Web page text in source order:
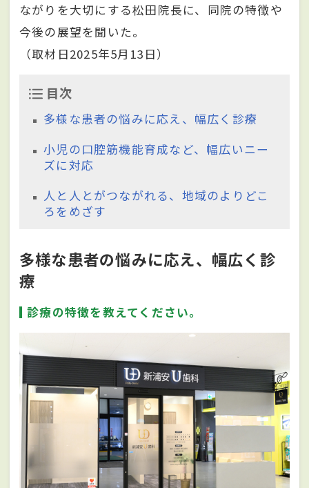
ながりを大切にする松田院長に、同院の特徴や
今後の展望を聞いた。
（取材日2025年5月13日）
目次
多様な患者の悩みに応え、幅広く診療
小児の口腔筋機能育成など、幅広いニー
ズに対応
人と人とがつながれる、地域のよりどこ
ろをめざす
多様な患者の悩みに応え、幅広く診
療
診療の特徴を教えてください。